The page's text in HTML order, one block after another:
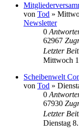
von Tod »
Newsletter
0
62967
Letzter
Mittwoch
Scheibenwelt
von Tod »
0
67930
Letzter
Dienstag